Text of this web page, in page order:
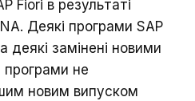
Fiori в результаті
Деякі програми SAP
деякі замінені новими
програми не
новим випуском